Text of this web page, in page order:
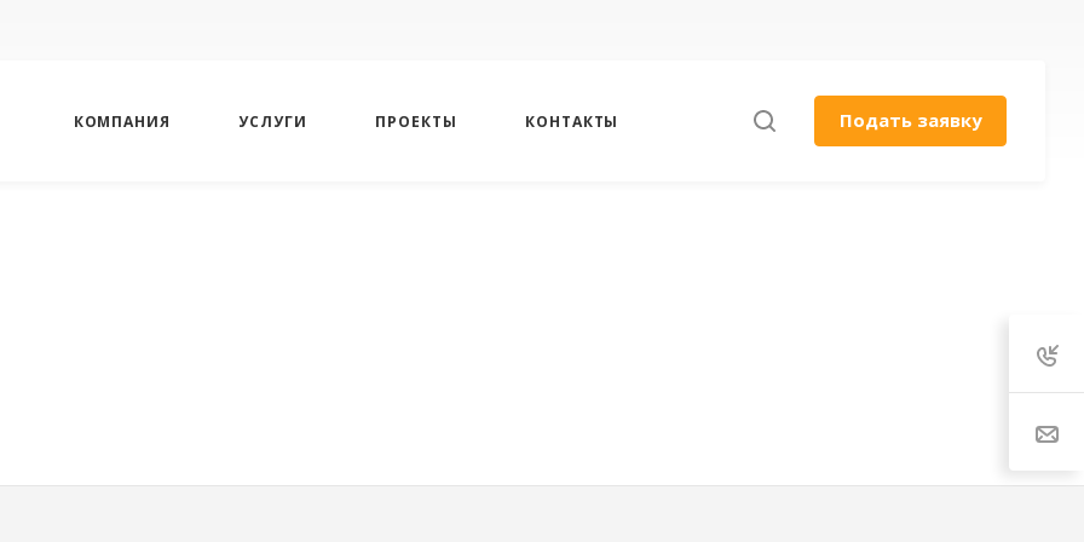
КОМПАНИЯ УСЛУГИ ПРОЕКТЫ КОНТАКТЫ Подать заявку